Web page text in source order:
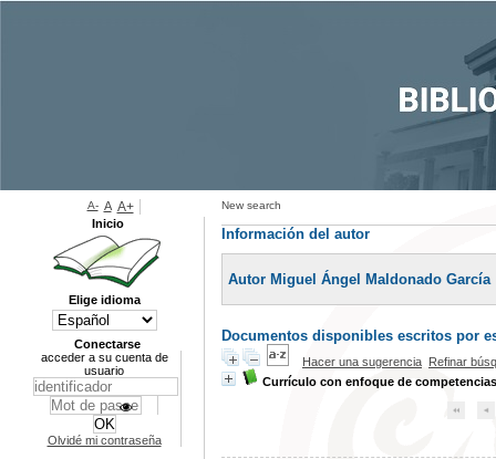
New search
Información del autor
Autor Miguel Ángel Maldonado García
Documentos disponibles escritos por
Hacer una sugerencia Refinar
Currículo con enfoque de competencias
A- A A+
Inicio
Elige idioma
Conectarse
acceder a su cuenta de
usuario
Olvidé mi contraseña